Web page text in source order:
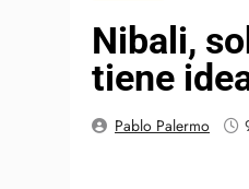
Nibali,
tiene
Pablo Palermo